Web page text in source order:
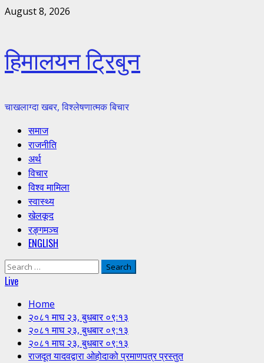
Skip
August 8, 2026
हिमालयन ट्रिबुन
चाखलाग्दा खबर, विश्लेषणात्मक बिचार
Primary
Menu
समाज
राजनीति
अर्थ
विचार
विश्व मामिला
स्वास्थ्य
खेलकूद
रङ्गमञ्च
ENGLISH
Search
for:
Live
Home
२०८१ माघ २३, बुधबार ०९:१३
२०८१ माघ २३, बुधबार ०९:१३
२०८१ माघ २३, बुधबार ०९:१३
राजदूत यादवद्वारा ओहोदाको प्रमाणपत्र प्रस्तुत